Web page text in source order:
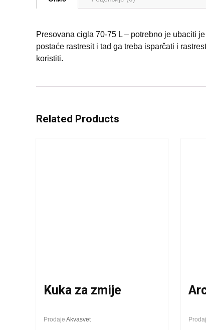
Presovana cigla 70-75 L – potrebno je ubaciti
postaće rastresit i tad ga treba isparčati i
koristiti.
Related Products
Kuka za zmije
ProdajeAkvasvet